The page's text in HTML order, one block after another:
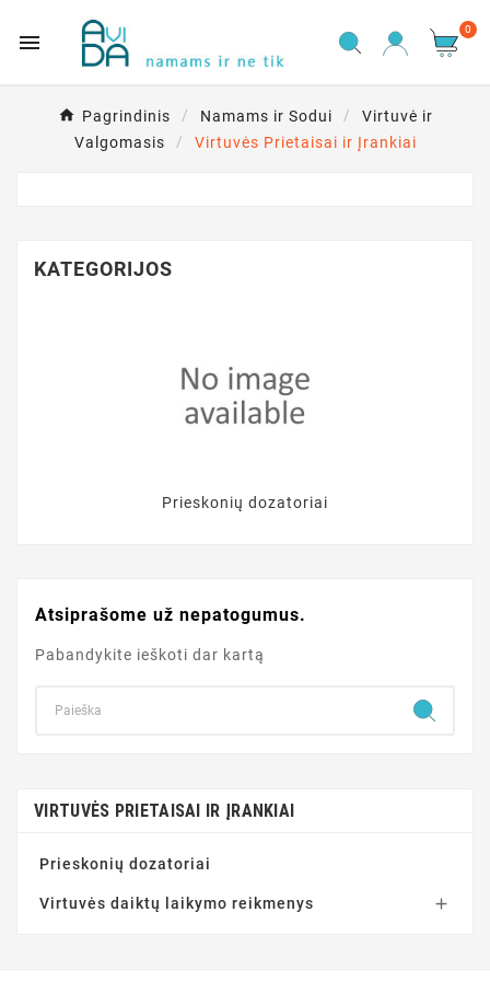

0
Pagrindinis Namams ir Sodui
Virtuvė ir
Valgomasis
Virtuvės Prietaisai ir Įrankiai
KATEGORIJOS
Prieskonių dozatoriai
Atsiprašome už nepatogumus.
Pabandykite ieškoti dar kartą
VIRTUVĖS PRIETAISAI IR ĮRANKIAI
Prieskonių dozatoriai
Virtuvės daiktų laikymo reikmenys 